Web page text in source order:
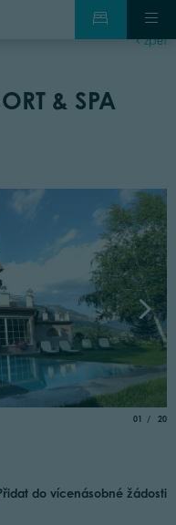
zpět
& SPA
01 of
20
do vícenásobné žádosti